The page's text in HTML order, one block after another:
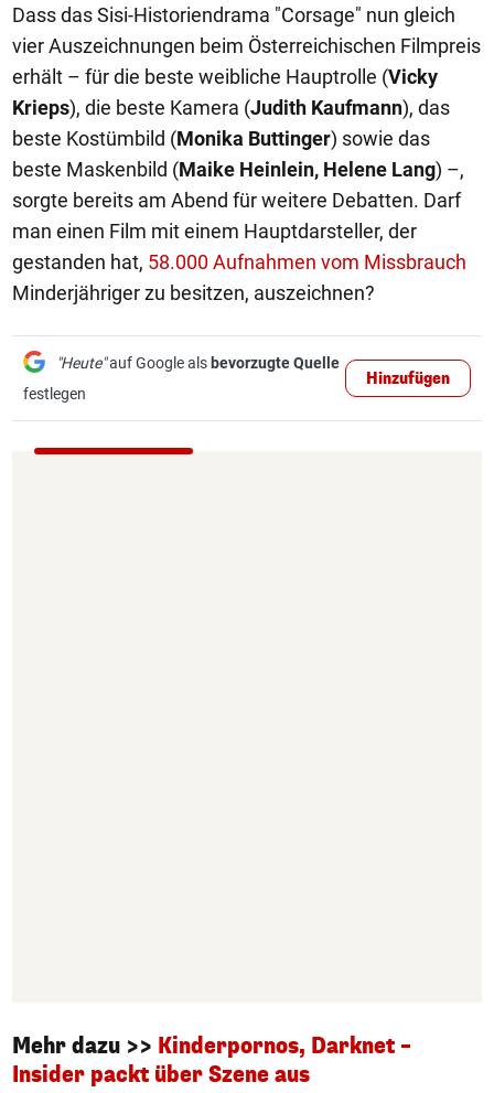
Dass das Sisi-Historiendrama "Corsage" nun gleich
vier Auszeichnungen beim Österreichischen Filmpreis
erhält – für die beste weibliche Hauptrolle (Vicky
Krieps), die beste Kamera (Judith Kaufmann), das
beste Kostümbild (Monika Buttinger) sowie das
beste Maskenbild (Maike Heinlein, Helene Lang) –,
sorgte bereits am Abend für weitere Debatten. Darf
man einen Film mit einem Hauptdarsteller, der
gestanden hat, 58.000 Aufnahmen vom Missbrauch
Minderjähriger zu besitzen, auszeichnen?
"Heute"auf Google als bevorzugte Quelle
festlegen
Hinzufügen
Mehr dazu >> Kinderpornos, Darknet –
Insider packt über Szene aus